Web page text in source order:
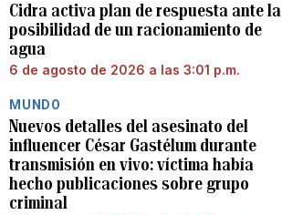
Cidra activa plan de respuesta ante la
posibilidad de un racionamiento de
agua
6 de agosto de 2026 a las 3:01 p.m.
MUNDO
Nuevos detalles del asesinato del
influencer César Gastélum durante
transmisión en vivo: víctima había
hecho publicaciones sobre grupo
criminal